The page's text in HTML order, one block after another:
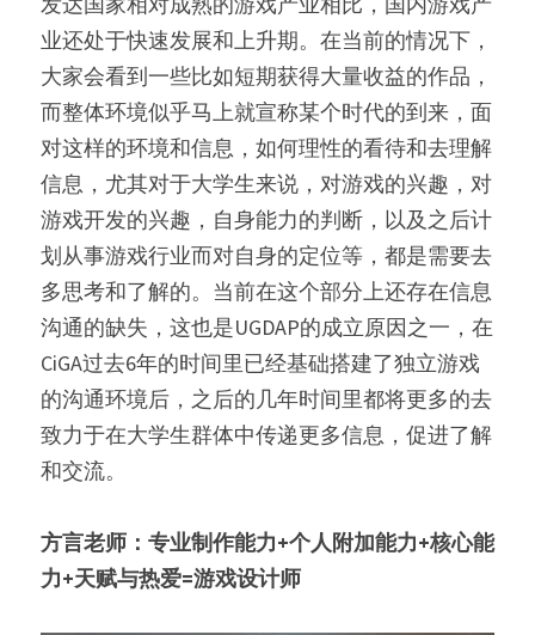
业还处于快速发展和上升期。在当前的情况下，
大家会看到一些比如短期获得大量收益的作品，
而整体环境似乎马上就宣称某个时代的到来，面
对这样的环境和信息，如何理性的看待和去理解
信息，尤其对于大学生来说，对游戏的兴趣，对
游戏开发的兴趣，自身能力的判断，以及之后计
划从事游戏行业而对自身的定位等，都是需要去
多思考和了解的。当前在这个部分上还存在信息
沟通的缺失，这也是UGDAP的成立原因之一，在
CiGA过去6年的时间里已经基础搭建了独立游戏
的沟通环境后，之后的几年时间里都将更多的去
致力于在大学生群体中传递更多信息，促进了解
和交流。
方言老师：专业制作能力+个人附加能力+核心能
力+天赋与热爱=游戏设计师